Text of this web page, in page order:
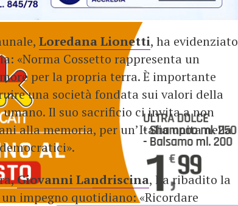
Loredana Lionetti, ha evidenziato
«Norma Cossetto rappresenta un
per la propria terra. È importante
una società fondata sui valori della
Il suo sacrificio ci invita a non
alla memoria, per un’Italia unita nella
Giovanni Landriscina, ha ribadito la
impegno quotidiano: «Ricordare